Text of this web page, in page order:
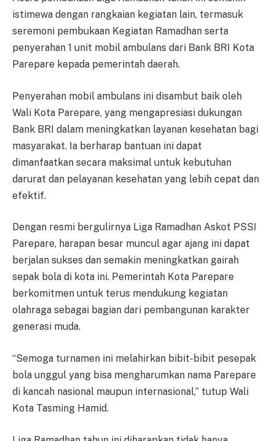
istimewa dengan rangkaian kegiatan lain, termasuk
seremoni pembukaan Kegiatan Ramadhan serta
penyerahan 1 unit mobil ambulans dari Bank BRI Kota
Parepare kepada pemerintah daerah.
Penyerahan mobil ambulans ini disambut baik oleh
Wali Kota Parepare, yang mengapresiasi dukungan
Bank BRI dalam meningkatkan layanan kesehatan bagi
masyarakat. Ia berharap bantuan ini dapat
dimanfaatkan secara maksimal untuk kebutuhan
darurat dan pelayanan kesehatan yang lebih cepat dan
efektif.
Dengan resmi bergulirnya Liga Ramadhan Askot PSSI
Parepare, harapan besar muncul agar ajang ini dapat
berjalan sukses dan semakin meningkatkan gairah
sepak bola di kota ini. Pemerintah Kota Parepare
berkomitmen untuk terus mendukung kegiatan
olahraga sebagai bagian dari pembangunan karakter
generasi muda.
“Semoga turnamen ini melahirkan bibit-bibit pesepak
bola unggul yang bisa mengharumkan nama Parepare
di kancah nasional maupun internasional,” tutup Wali
Kota Tasming Hamid.